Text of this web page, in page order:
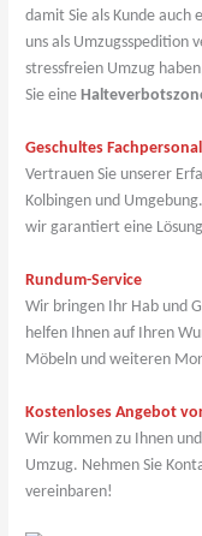
damit Sie als Kunde
uns als Umzugsspedition
stressfreien Umzug
Sie eine
Geschultes Fachpersonal
Vertrauen Sie unserer
Kolbingen und
wir garantiert eine
Rundum-Service
Wir bringen Ihr Hab und
helfen Ihnen auf Ihren
Möbeln und weiteren
Kostenloses Angebot
Wir kommen zu Ihnen
Umzug. Nehmen Sie
vereinbaren!